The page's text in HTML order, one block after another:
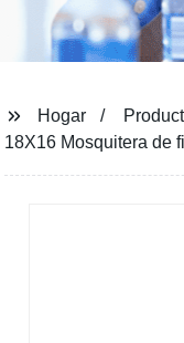
Hogar
18X16 Mosquitera de